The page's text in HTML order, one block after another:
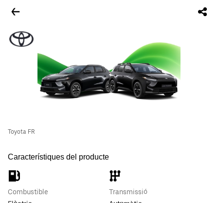
Toyota FR
Característiques del producte
Combustible
Transmissió